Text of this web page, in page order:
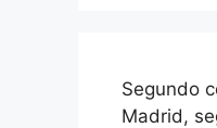
Segundo
Madrid,